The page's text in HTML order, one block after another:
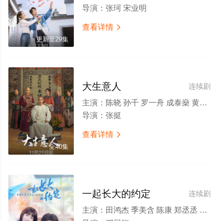
更新至29集
导演： 张珂 宋业明
查看详情 
全40集
连续剧
大生意人
主演： 陈晓 孙千 罗一舟 成泰燊 黄志忠 李纯 朱亚文 向涵之 吴樾 朱茵 梁冠华 王子璇 杨子骅 柯蓝 王永泉 刘佩琦 王雨 王建国 林夏薇 宋宁峰 令卓 栾元晖 扈天翼 唐鉴军 程枫 徐僧 韩云云 王俊彭 黄超
导演： 张挺
查看详情 
连续剧
一起长大的约定
主演： 田鸿杰 季美含 陈康 郑丞丞 尹蕊 叶啸秋 胡浩帆 陈稳 刘帆昕 王逸嘉 冯建宇 许馨文 柏智杰 臧一人